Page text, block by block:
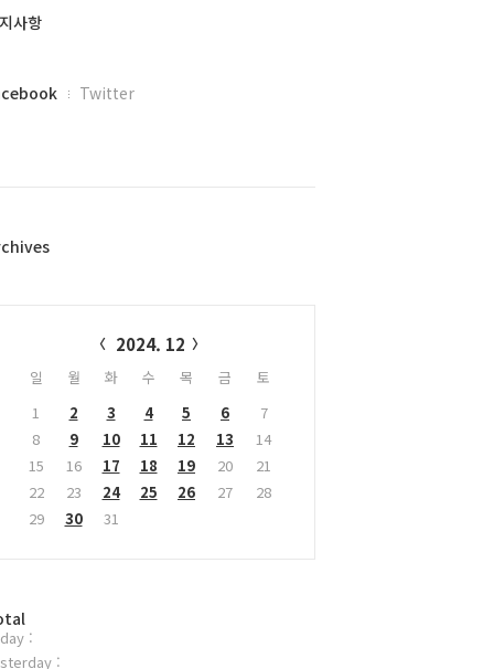
사항
Twitter
2024. 12
일 월 화 수 목 금
토
1
2 3 4 5 6
7
8
9 10 11 12 13
14
15
16 17 18 19 20
21
22
23 24 25 26 27
28
29
30 31
:
: